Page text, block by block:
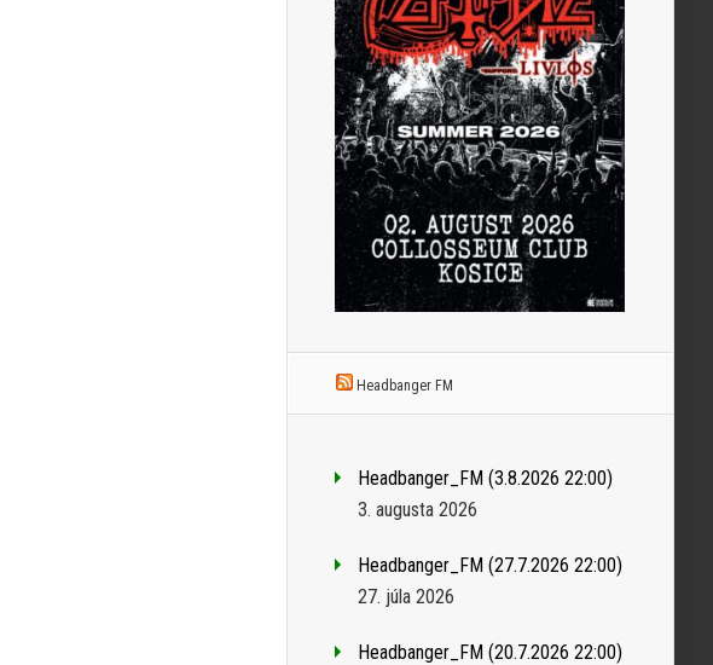
Headbanger FM
Headbanger_FM (3.8.2026 22:00)
3. augusta 2026
Headbanger_FM (27.7.2026 22:00)
27. júla 2026
Headbanger_FM (20.7.2026 22:00)